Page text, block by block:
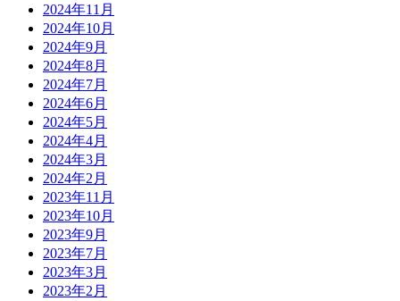
2024年11月
2024年10月
2024年9月
2024年8月
2024年7月
2024年6月
2024年5月
2024年4月
2024年3月
2024年2月
2023年11月
2023年10月
2023年9月
2023年7月
2023年3月
2023年2月